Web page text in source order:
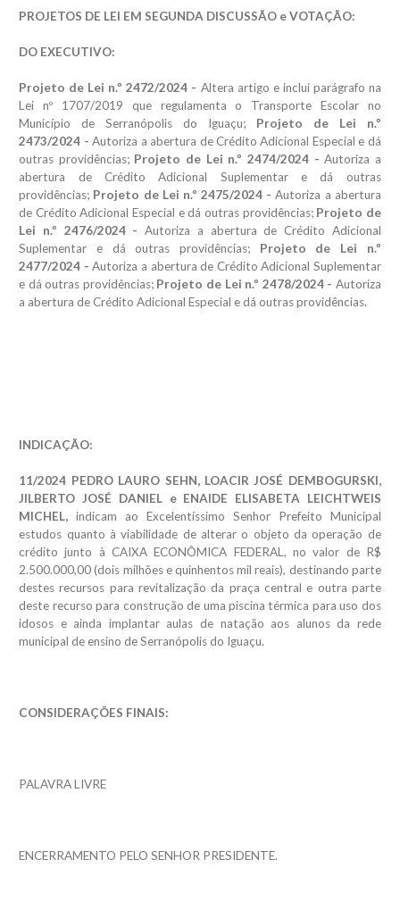
PROJETOS DE LEI EM SEGUNDA DISCUSSÃO e VOTAÇÃO:
DO EXECUTIVO:
Projeto de Lei n.º 2472/2024 - Altera artigo e inclui parágrafo na
Lei nº 1707/2019 que regulamenta o Transporte Escolar no
Município de Serranópolis do Iguaçu; Projeto de Lei n.º
2473/2024 - Autoriza a abertura de Crédito Adicional Especial e dá
outras providências; Projeto de Lei n.º 2474/2024 - Autoriza a
abertura de Crédito Adicional Suplementar e dá outras
providências; Projeto de Lei n.º 2475/2024 - Autoriza a abertura
de Crédito Adicional Especial e dá outras providências; Projeto de
Lei n.º 2476/2024 - Autoriza a abertura de Crédito Adicional
Suplementar e dá outras providências; Projeto de Lei n.º
2477/2024 - Autoriza a abertura de Crédito Adicional Suplementar
e dá outras providências; Projeto de Lei n.º 2478/2024 - Autoriza
a abertura de Crédito Adicional Especial e dá outras providências.
INDICAÇÃO:
11/2024 PEDRO LAURO SEHN, LOACIR JOSÉ DEMBOGURSKI,
JILBERTO JOSÉ DANIEL e ENAIDE ELISABETA LEICHTWEIS
MICHEL,indicam ao Excelentíssimo Senhor Prefeito Municipal
estudos quanto à viabilidade de alterar o objeto da operação de
crédito junto à CAIXA ECONÔMICA FEDERAL, no valor de R$
2.500.000,00 (dois milhões e quinhentos mil reais), destinando parte
destes recursos para revitalização da praça central e outra parte
deste recurso para construção de uma piscina térmica para uso dos
idosos e ainda implantar aulas de natação aos alunos da rede
municipal de ensino de Serranópolis do Iguaçu.
CONSIDERAÇÕES FINAIS:
PALAVRA LIVRE
ENCERRAMENTO PELO SENHOR PRESIDENTE.